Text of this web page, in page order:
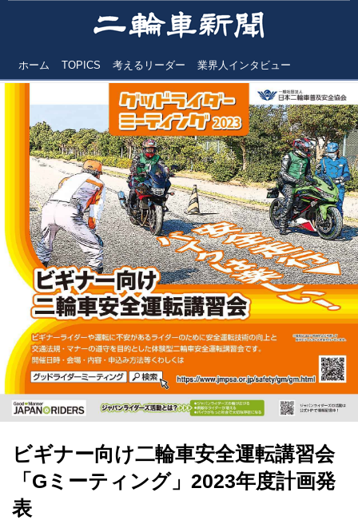
ホーム TOPICS 考えるリーダー 業界人インタビュー
ビギナー向け二輪車安全運転講習会
「Gミーティング」2023年度計画発
表